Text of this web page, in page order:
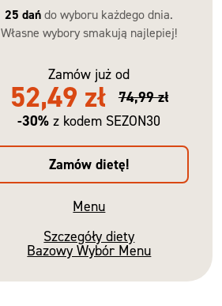
25 dań do wyboru każdego dnia.
Własne wybory smakują najlepiej!
Zamów już od
52,49 zł
74,99 zł
-30% z kodem SEZON30
Zamów dietę!
Menu
Szczegóły diety
Bazowy Wybór Menu